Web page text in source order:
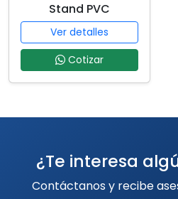
Stand PVC
Ver detalles
Cotizar
¿Te interesa
Contáctanos y recibe